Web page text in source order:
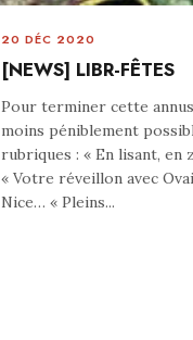
20 DÉC 2020
[NEWS] LIBR-FÊTES
Pour terminer cette
moins péniblement
rubriques : « En lisant, en
« Votre réveillon avec
Nice… « Pleins...